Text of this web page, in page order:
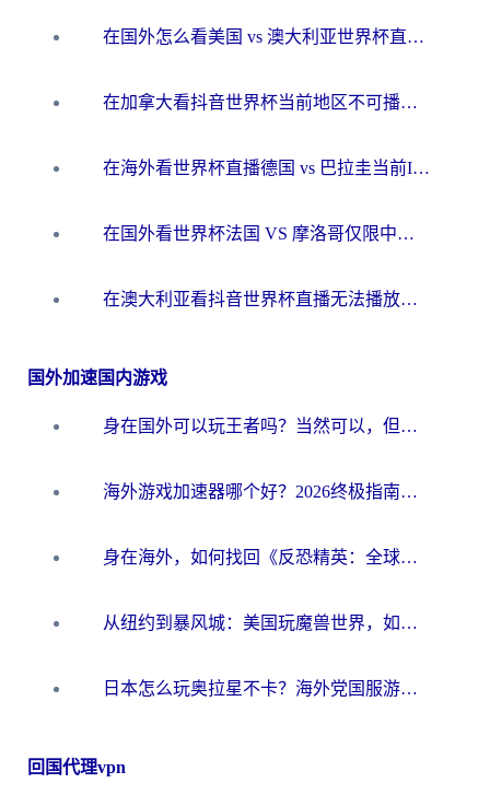
在国外怎么看美国 vs 澳大利亚世界杯直播？海外党必藏的中文解说观赛指南
在加拿大看抖音世界杯当前地区不可播放？海外党体育观赛终极指南
在海外看世界杯直播德国 vs 巴拉圭当前IP受限制？这篇指南帮你轻松解决地区限制
在国外看世界杯法国 VS 摩洛哥仅限中国大陆？别让地域限制拦下你的欢呼
在澳大利亚看抖音世界杯直播无法播放？海外党体育观赛终极指南来了！
国外加速国内游戏
身在国外可以玩王者吗？当然可以，但你需要这份“加速”指南
海外游戏加速器哪个好？2026终极指南帮你畅玩国服+解决卡顿难题
身在海外，如何找回《反恐精英：全球攻势》国服的丝滑手感？一份给你的终极指南
从纽约到暴风城：美国玩魔兽世界，如何找到你的最佳网络航线
日本怎么玩奥拉星不卡？海外党国服游戏加速器选择全攻略
回国代理vpn